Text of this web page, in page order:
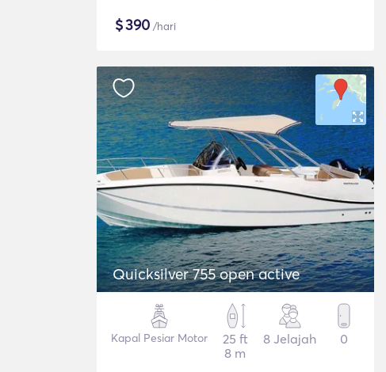
$390 /hari
Quicksilver 755 open active
Kapal Pesiar Motor
25 ft
8 m
8 Jelajah 0